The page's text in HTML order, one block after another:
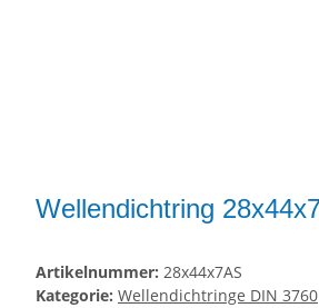
Wellendichtring
Artikelnummer: 28x44x7AS
Kategorie: Wellendichtringe DIN 3760